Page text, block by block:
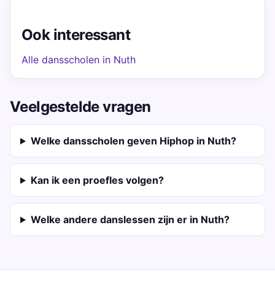
Ook interessant
Alle dansscholen in Nuth
Veelgestelde vragen
Welke dansscholen geven Hiphop in Nuth?
Kan ik een proefles volgen?
Welke andere danslessen zijn er in Nuth?